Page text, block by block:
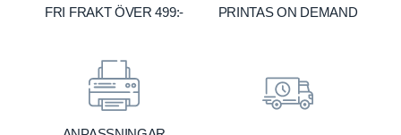
FRI FRAKT ÖVER 499:- PRINTAS ON DEMAND